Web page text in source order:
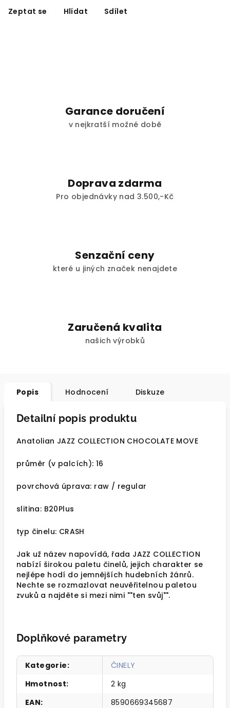
Zeptat se Hlídat Sdílet
Garance doručení
v nejkratší možné době
Doprava zdarma
Pro objednávky nad 3.500,-Kč
Senzační ceny
které u jiných značek nenajdete
Zaručená kvalita
našich výrobků
Popis Hodnocení Diskuze
Detailní popis produktu
Anatolian JAZZ COLLECTION CHOCOLATE MOVE
průměr (v palcích): 16
povrchová úprava: raw / regular
slitina: B20Plus
typ činelu: CRASH
Jak už název napovídá, řada JAZZ COLLECTION
nabízí širokou paletu činelů, jejich charakter se
nejlépe hodí do jemnějších hudebních žánrů.
Nechte se rozmazlovat neuvěřitelnou paletou
zvuků a najděte si mezi nimi ""ten svůj"".
Doplňkové parametry
Kategorie:
ČINELY
Hmotnost:
2 kg
EAN: 8590669345687